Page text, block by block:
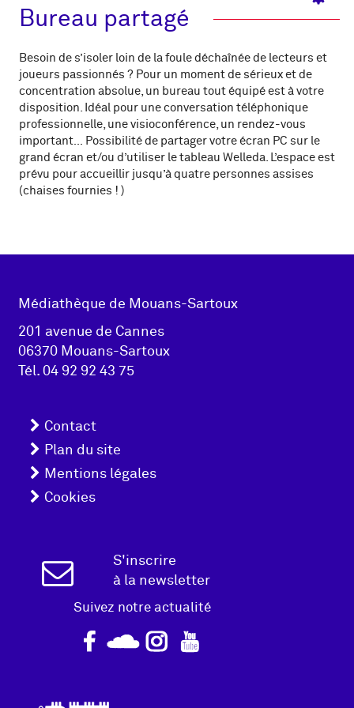
Bureau partagé
Besoin de s’isoler loin de la foule déchaînée de lecteurs et
joueurs passionnés ? Pour un moment de sérieux et de
concentration absolue, un bureau tout équipé est à votre
disposition. Idéal pour une conversation téléphonique
professionnelle, une visioconférence, un rendez-vous
important… Possibilité de partager votre écran PC sur le
grand écran et/ou d’utiliser le tableau Welleda. L’espace est
prévu pour accueillir jusqu’à quatre personnes assises
(chaises fournies ! )
Adresse
pied de
page
Médiathèque de Mouans-Sartoux
201 avenue de Cannes
06370 Mouans-Sartoux
Tél.04 92 92 43 75
Menu
pied
de
page
Contact
Plan du site
Mentions légales
Cookies
Inscription
Newsletter
S'inscrire
à la newsletter
Suivez notre actualité